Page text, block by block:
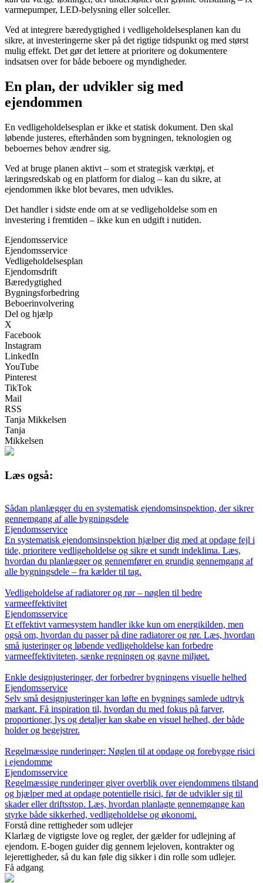
varmepumper, LED-belysning eller solceller.
Ved at integrere bæredygtighed i vedligeholdelsesplanen kan du
sikre, at investeringerne sker på det rigtige tidspunkt og med størst
mulig effekt. Det gør det lettere at prioritere og dokumentere
indsatsen over for både beboere og myndigheder.
En plan, der udvikler sig med
ejendommen
En vedligeholdelsesplan er ikke et statisk dokument. Den skal
løbende justeres, efterhånden som bygningen, teknologien og
beboernes behov ændrer sig.
Ved at bruge planen aktivt – som et strategisk værktøj, et
læringsredskab og en platform for dialog – kan du sikre, at
ejendommen ikke blot bevares, men udvikles.
Det handler i sidste ende om at se vedligeholdelse som en
investering i fremtiden – ikke kun en udgift i nutiden.
Ejendomsservice
Ejendomsservice
Vedligeholdelsesplan
Ejendomsdrift
Bæredygtighed
Bygningsforbedring
Beboerinvolvering
Del og hjælp
X
Facebook
Instagram
LinkedIn
YouTube
Pinterest
TikTok
Mail
RSS
Tanja Mikkelsen
Tanja
Mikkelsen
Læs også:
Sådan planlægger du en systematisk ejendomsinspektion, der sikrer
gennemgang af alle bygningsdele
Ejendomsservice
En systematisk ejendomsinspektion hjælper dig med at opdage fejl i
tide, prioritere vedligeholdelse og sikre et sundt indeklima. Læs,
hvordan du planlægger og gennemfører en grundig gennemgang af
alle bygningsdele – fra kælder til tag.
Vedligeholdelse af radiatorer og rør – nøglen til bedre
varmeeffektivitet
Ejendomsservice
Et effektivt varmesystem handler ikke kun om energikilden, men
også om, hvordan du passer på dine radiatorer og rør. Læs, hvordan
små justeringer og løbende vedligeholdelse kan forbedre
varmeeffektiviteten, sænke regningen og gavne miljøet.
Enkle designjusteringer, der forbedrer bygningens visuelle helhed
Ejendomsservice
Selv små designjusteringer kan løfte en bygnings samlede udtryk
markant. Få inspiration til, hvordan du med fokus på farver,
proportioner, lys og detaljer kan skabe en visuel helhed, der både
holder og begejstrer.
Regelmæssige runderinger: Nøglen til at opdage og forebygge risici
i ejendomme
Ejendomsservice
Regelmæssige runderinger giver overblik over ejendommens tilstand
og hjælper med at opdage potentielle risici, før de udvikler sig til
skader eller driftsstop. Læs, hvordan planlagte gennemgange kan
styrke både sikkerhed, vedligeholdelse og økonomi.
Forstå dine rettigheder som udlejer
Klarlæg de vigtigste love og regler, der gælder for udlejning af
ejendom. E-bogen guider dig gennem lejeloven, kontrakter og
lejerettigheder, så du kan føle dig sikker i din rolle som udlejer.
Få adgang